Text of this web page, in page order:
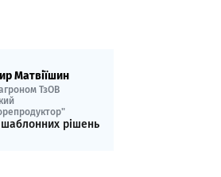
Матвіїшин
ТзОВ
рішень